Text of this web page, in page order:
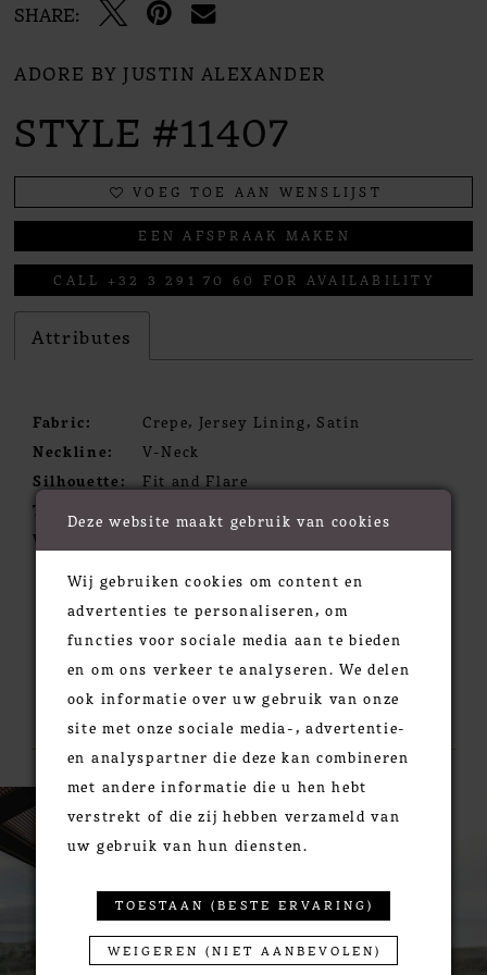
SHARE:
ADORE BY JUSTIN ALEXANDER
STYLE #11407
VOEG TOE AAN WENSLIJST
EEN AFSPRAAK MAKEN
CALL +32 3 291 70 60 FOR AVAILABILITY
Attributes
Fabric:
Crepe, Jersey Lining, Satin
Neckline:
V-Neck
Silhouette:
Fit and Flare
Train:
Waistline:
RELATED PRODUCTS
Related
Products
Carousel
Skip
to
end
PAUSE AUTOPLAY
PREVIOUS SLIDE
NEXT SLIDE
1
2
Deze website maakt gebruik van cookies
Wij gebruiken cookies om content en
advertenties te personaliseren, om
functies voor sociale media aan te bieden
en om ons verkeer te analyseren. We delen
ook informatie over uw gebruik van onze
site met onze sociale media-, advertentie-
en analyspartner die deze kan combineren
met andere informatie die u hen hebt
verstrekt of die zij hebben verzameld van
uw gebruik van hun diensten.
TOESTAAN (BESTE ERVARING)
WEIGEREN (NIET AANBEVOLEN)